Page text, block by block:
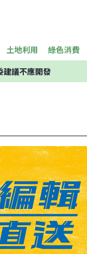
土地利用 綠色消費
建議不應開發